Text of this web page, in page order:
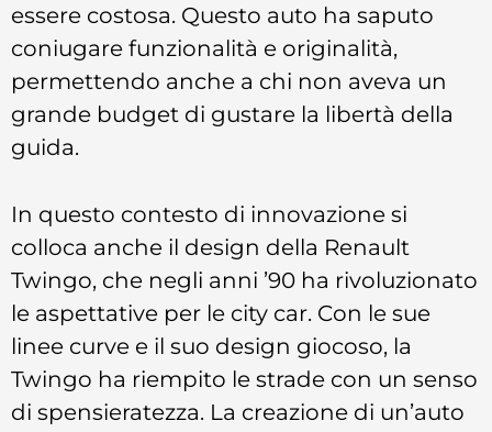
essere costosa. Questo auto ha saputo
coniugare funzionalità e originalità,
permettendo anche a chi non aveva un
grande budget di gustare la libertà della
guida.
In questo contesto di innovazione si
colloca anche il design della Renault
Twingo, che negli anni ’90 ha rivoluzionato
le aspettative per le city car. Con le sue
linee curve e il suo design giocoso, la
Twingo ha riempito le strade con un senso
di spensieratezza. La creazione di un’auto